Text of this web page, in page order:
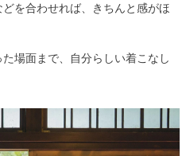
を合わせれば、きちんと感がほ
場面まで、自分らしい着こなし